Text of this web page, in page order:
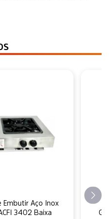
Embutir Aço Inox
3402 Baixa